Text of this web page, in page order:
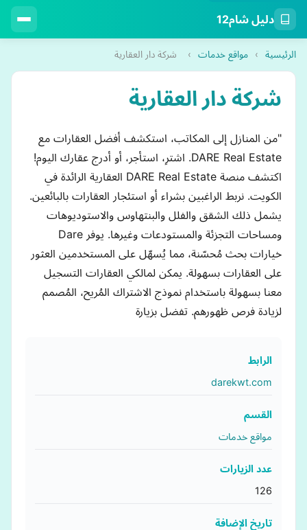
دليل شام12
الرئيسية › مواقع خدمات › شركة دار العقارية
شركة دار العقارية
"من المنازل إلى المكاتب، استكشف أفضل العقارات مع
DARE Real Estate. اشترِ، استأجر، أو أدرج عقارك اليوم!
اكتشف منصة DARE Real Estate العقارية الرائدة في
الكويت. نربط الراغبين بشراء أو استئجار العقارات بالبائعين.
يشمل ذلك الشقق والفلل والبنتهاوس والاستوديوهات
ومساحات التجزئة والمستودعات وغيرها. يوفر Dare
خيارات بحث مُحسّنة، مما يُسهّل على المستخدمين العثور
على العقارات بسهولة. يمكن لمالكي العقارات التسجيل
معنا بسهولة باستخدام نموذج الاشتراك المُريح، المُصمم
لزيادة فرص ظهورهم. تفضل بزيارة
الرابط
darekwt.com
القسم
مواقع خدمات
عدد الزيارات
126
تاريخ الإضافة